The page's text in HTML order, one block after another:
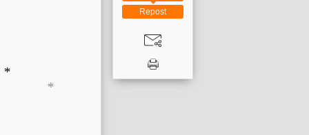
*
*
Repost